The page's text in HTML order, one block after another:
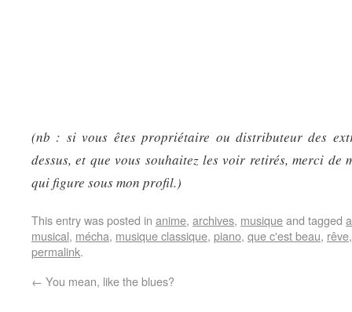
(nb : si vous êtes propriétaire ou distributeur des
dessus, et que vous souhaitez les voir retirés, merci de
qui figure sous mon profil.)
This entry was posted in anime, archives, musiqueand tagged
musical, mécha, musique classique, piano, que c'est beau, rêve
permalink.
← You mean, like the blues?